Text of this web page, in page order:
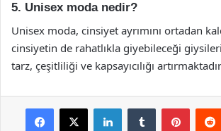
5. Unisex moda nedir?
Unisex moda, cinsiyet ayrımını ortadan
cinsiyetin de rahatlıkla giyebileceği
tarz, çeşitliliği ve kapsayıcılığı
Facebook
X LinkedInTumblr